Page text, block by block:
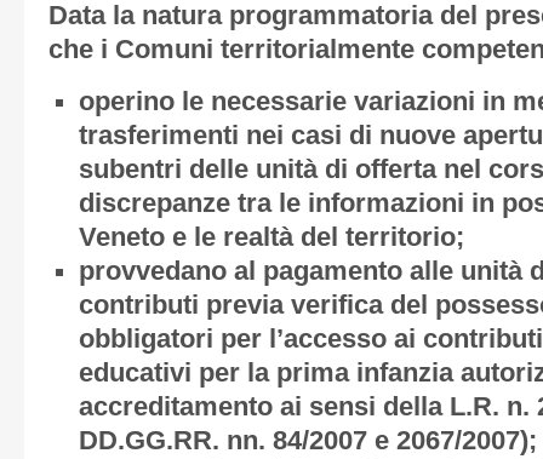
Data la natura programmatoria del
che i Comuni territorialmente
operino le necessarie variazioni in
trasferimenti nei casi di nuove
subentri delle unità di offerta nel
discrepanze tra le informazioni in
Veneto e le realtà del territorio;
provvedano al pagamento alle unità
contributi previa verifica del
obbligatori per l’accesso ai
educativi per la prima infanzia
accreditamento ai sensi della L.R. n.
DD.GG.RR. nn. 84/2007 e 2067/2007);